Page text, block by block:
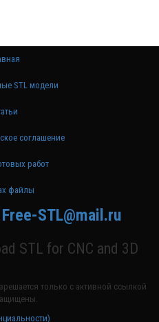
STL модели
соглашение
работ
файлы
Free-STL@mail.ru
STL for CNC and 3D
только с активной ссылкой